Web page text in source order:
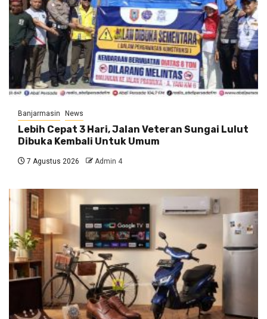
Banjarmasin News
Lebih Cepat 3 Hari, Jalan Veteran Sungai Lulut
Dibuka Kembali Untuk Umum
7 Agustus 2026 Admin 4